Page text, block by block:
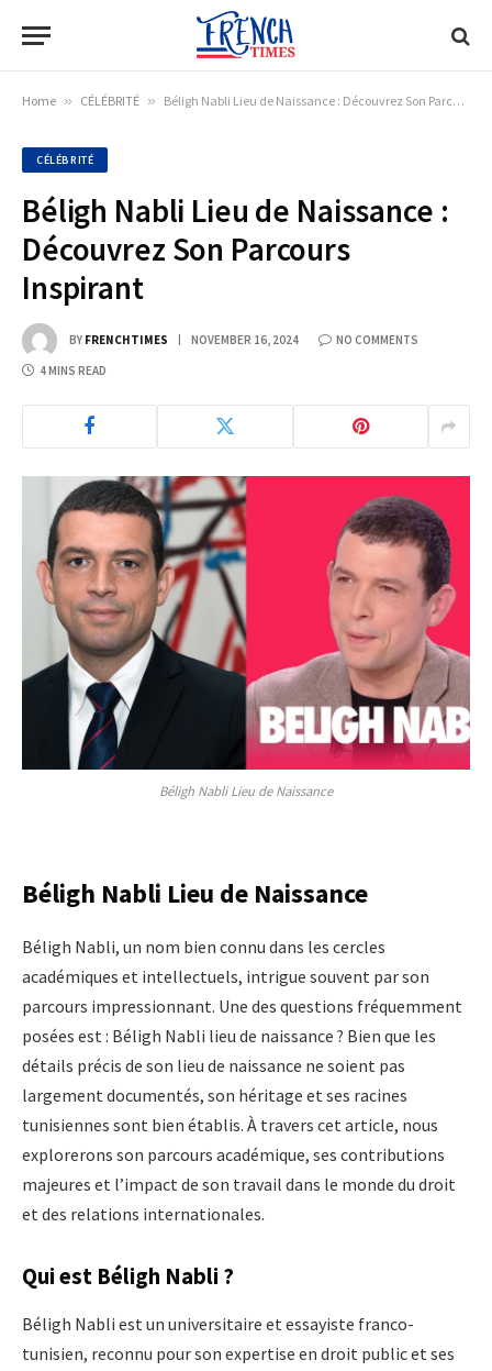
Home » CÉLÉBRITÉ » Béligh Nabli Lieu de Naissance : Découvrez Son Parcours Inspirant
CÉLÉBRITÉ
Béligh Nabli Lieu de Naissance :
Découvrez Son Parcours
Inspirant
BY FRENCHTIMES NOVEMBER 16, 2024 NO COMMENTS
4 MINS READ
Béligh Nabli Lieu de Naissance
Béligh Nabli Lieu de Naissance
Béligh Nabli, un nom bien connu dans les cercles
académiques et intellectuels, intrigue souvent par son
parcours impressionnant. Une des questions fréquemment
posées est : Béligh Nabli lieu de naissance ? Bien que les
détails précis de son lieu de naissance ne soient pas
largement documentés, son héritage et ses racines
tunisiennes sont bien établis. À travers cet article, nous
explorerons son parcours académique, ses contributions
majeures et l’impact de son travail dans le monde du droit
et des relations internationales.
Qui est Béligh Nabli ?
Béligh Nabli est un universitaire et essayiste franco-
tunisien, reconnu pour son expertise en droit public et ses